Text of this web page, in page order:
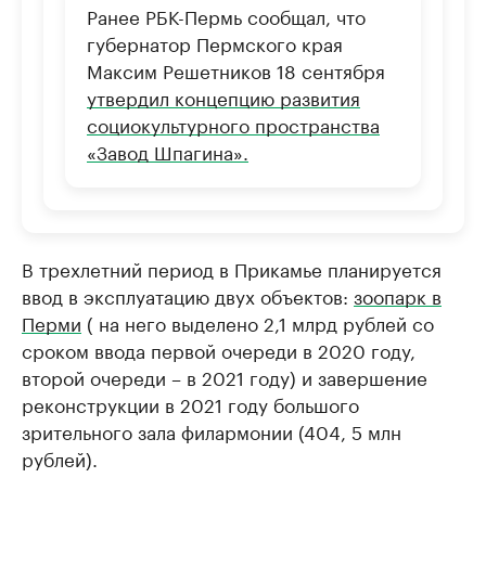
Ранее РБК-Пермь сообщал, что
губернатор Пермского края
Максим Решетников 18 сентября
утвердил концепцию развития
социокультурного пространства
«Завод Шпагина».
В трехлетний период в Прикамье планируется
ввод в эксплуатацию двух объектов: зоопарк в
Перми ( на него выделено 2,1 млрд рублей со
сроком ввода первой очереди в 2020 году,
второй очереди – в 2021 году) и завершение
реконструкции в 2021 году большого
зрительного зала филармонии (404, 5 млн
рублей).